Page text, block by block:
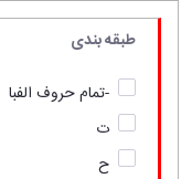
طبقه بندی
-تمام حروف الفبا
ت
ح